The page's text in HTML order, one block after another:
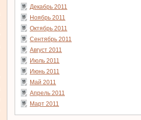
Декабрь 2011
Ноябрь 2011
Октябрь 2011
Сентябрь 2011
Август 2011
Июль 2011
Июнь 2011
Май 2011
Апрель 2011
Март 2011